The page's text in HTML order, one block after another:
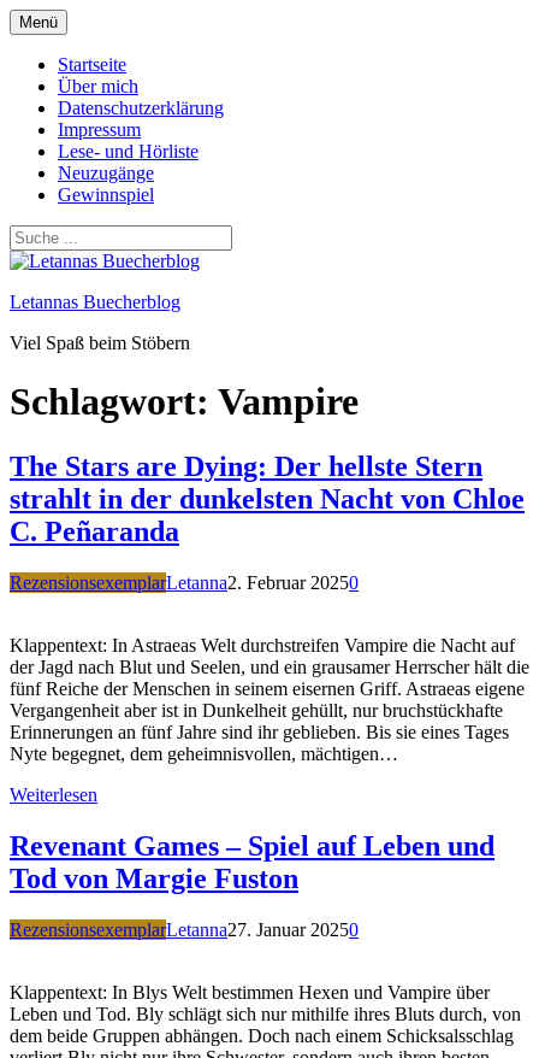
Zum
Inhalt
springen
Menü
Startseite
Über mich
Datenschutzerklärung
Impressum
Lese- und Hörliste
Neuzugänge
Gewinnspiel
Letannas Buecherblog
Viel Spaß beim Stöbern
Schlagwort: Vampire
The Stars are Dying: Der hellste Stern
strahlt in der dunkelsten Nacht von Chloe
C. Peñaranda
RezensionsexemplarLetanna2. Februar 20250
Klappentext: In Astraeas Welt durchstreifen Vampire die Nacht auf
der Jagd nach Blut und Seelen, und ein grausamer Herrscher hält die
fünf Reiche der Menschen in seinem eisernen Griff. Astraeas eigene
Vergangenheit aber ist in Dunkelheit gehüllt, nur bruchstückhafte
Erinnerungen an fünf Jahre sind ihr geblieben. Bis sie eines Tages
Nyte begegnet, dem geheimnisvollen, mächtigen…
Weiterlesen
Revenant Games – Spiel auf Leben und
Tod von Margie Fuston
RezensionsexemplarLetanna27. Januar 20250
Klappentext: In Blys Welt bestimmen Hexen und Vampire über
Leben und Tod. Bly schlägt sich nur mithilfe ihres Bluts durch, von
dem beide Gruppen abhängen. Doch nach einem Schicksalsschlag